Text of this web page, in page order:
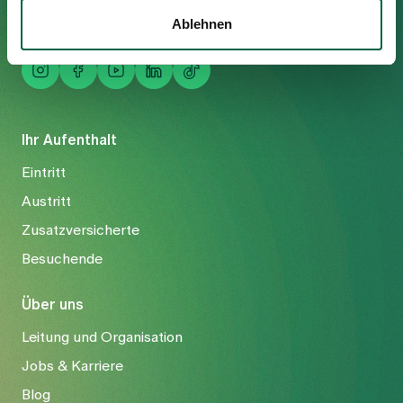
Ablehnen
Ihr Aufenthalt
Eintritt
Austritt
Zusatzversicherte
Besuchende
Über uns
Leitung und Organisation
Jobs & Karriere
Blog